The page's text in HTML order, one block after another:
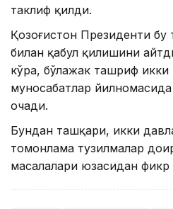
таклиф қилди.
Қозоғистон Президенти бу
билан қабул қилишини
кўра, бўлажак ташриф
муносабатлар
очади.
Бундан ташқари, икки
томонлама тузилмалар
масалалари юзасидан